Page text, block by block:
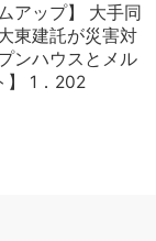
アップ】 大手同
東建託が災害対
ンハウスとメル
】 1．202